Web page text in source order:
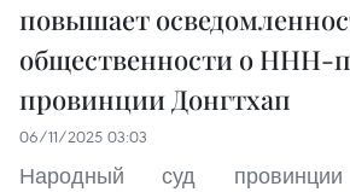
повышает
общественности о ННН-
провинции Донгтхап
06/11/2025 03:03
Народный суд